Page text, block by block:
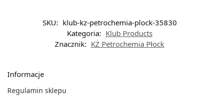
SKU: klub-kz-petrochemia-plock-35830
Kategoria: Klub Products
Znacznik: KŻ Petrochemia Płock
Informacje
Regulamin sklepu